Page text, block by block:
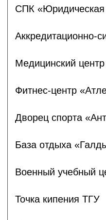
СПК «Юридическая
Аккредитационно-
Медицинский
Фитнес-центр
Дворец спорта
База отдыха
Военный учебный
Точка кипения ТГУ